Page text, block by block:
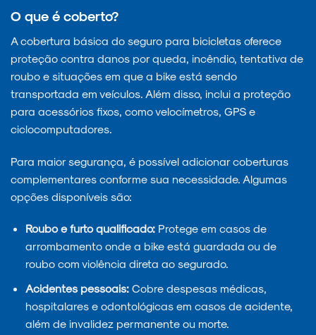
O que é coberto?
A cobertura básica do seguro para bicicletas oferece
proteção contra danos por queda, incêndio, tentativa de
roubo e situações em que a bike está sendo
transportada em veículos. Além disso, inclui a proteção
para acessórios fixos, como velocímetros, GPS e
ciclocomputadores.
Para maior segurança, é possível adicionar coberturas
complementares conforme sua necessidade. Algumas
opções disponíveis são:
Roubo e furto qualificado:Protege em casos de
arrombamento onde a bike está guardada ou de
roubo com violência direta ao segurado.
Acidentes pessoais:Cobre despesas médicas,
hospitalares e odontológicas em casos de acidente,
além de invalidez permanente ou morte.